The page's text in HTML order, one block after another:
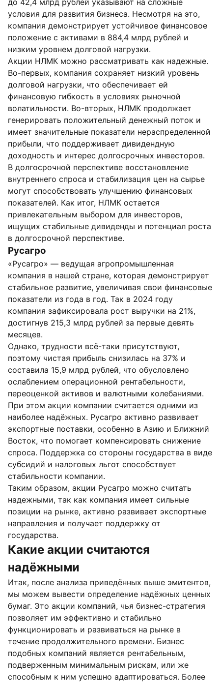
до 42,4 млрд рублей указывают на сложные
условия для развития бизнеса. Несмотря на это,
компания демонстрирует устойчивое финансовое
положение с активами в 884,4 млрд рублей и
низким уровнем долговой нагрузки.
Акции НЛМК можно рассматривать как надежные.
Во-первых, компания сохраняет низкий уровень
долговой нагрузки, что обеспечивает ей
финансовую гибкость в условиях рыночной
волатильности. Во-вторых, НЛМК продолжает
генерировать положительный денежный поток и
имеет значительные показатели нераспределенной
прибыли, что поддерживает дивидендную
доходность и интерес долгосрочных инвесторов.
В долгосрочной перспективе восстановление
внутреннего спроса и стабилизация цен на сырье
могут способствовать улучшению финансовых
показателей. Как итог, НЛМК остается
привлекательным выбором для инвесторов,
ищущих стабильные дивиденды и потенциал роста
в долгосрочной перспективе.
Русагро
«Русагро» — ведущая агропромышленная
компания в нашей стране, которая демонстрирует
стабильное развитие, увеличивая свои финансовые
показатели из года в год. Так в 2024 году
компания зафиксировала рост выручки на 21%,
достигнув 215,3 млрд рублей за первые девять
месяцев.
Однако, трудности всё-таки присутствуют,
поэтому чистая прибыль снизилась на 37% и
составила 15,9 млрд рублей, что обусловлено
ослаблением операционной рентабельности,
переоценкой активов и валютными колебаниями.
При этом акции компании считается одними из
наиболее надёжных. Русагро активно развивает
экспортные поставки, особенно в Азию и Ближний
Восток, что помогает компенсировать снижение
спроса. Поддержка со стороны государства в виде
субсидий и налоговых льгот способствует
стабильности компании.
Таким образом, акции Русагро можно считать
надежными, так как компания имеет сильные
позиции на рынке, активно развивает экспортные
направления и получает поддержку от
государства.
Какие акции считаются
надёжными
Итак, после анализа приведённых выше эмитентов,
мы можем вывести определение надёжных ценных
бумаг. Это акции компаний, чья бизнес-стратегия
позволяет им эффективно и стабильно
функционировать и развиваться на рынке в
течение продолжительного времени. Бизнес
подобных компаний является рентабельным,
подверженным минимальным рискам, или же
способным к ним успешно адаптироваться. Более